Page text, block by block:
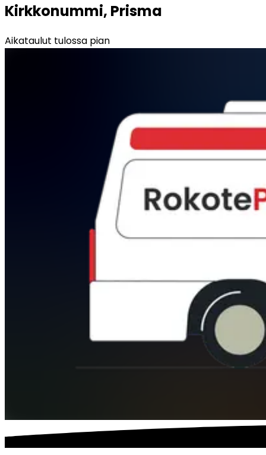
Kirkkonummi, Prisma
Aikataulut tulossa pian